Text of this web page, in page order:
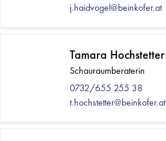
j.haidvogel@beinkofer.at
Tamara Hochstetter
Schauraumberaterin
0732/655 255 38
t.hochstetter@beinkofer.at